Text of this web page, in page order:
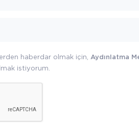
haberdar olmak için, Aydınlatma
istiyorum.